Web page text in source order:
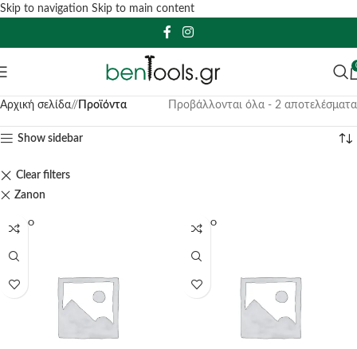
Skip to navigation Skip to main content
Αρχική σελίδα/ Προϊόντα Προβάλλονται όλα - 2 αποτελέσματα
Show sidebar
Clear filters
Zanon
SOLD O
UT
SOLD O
UT